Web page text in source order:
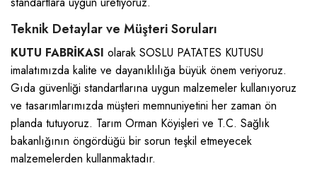
Teknik Detaylar ve Müşteri Soruları
KUTU FABRİKASI olarak SOSLU PATATES KUTUSU
imalatımızda kalite ve dayanıklılığa büyük önem veriyoruz.
Gıda güvenliği standartlarına uygun malzemeler kullanıyoruz
ve tasarımlarımızda müşteri memnuniyetini her zaman ön
planda tutuyoruz. Tarım Orman Köyişleri ve T.C. Sağlık
bakanlığının öngördüğü bir sorun teşkil etmeyecek
malzemelerden kullanmaktadır.